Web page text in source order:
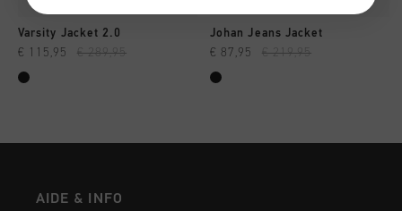
Varsity Jacket 2.0
€ 115,95 € 289,95
Johan Jeans Jacket
€ 87,95 € 219,95
AIDE & INFO